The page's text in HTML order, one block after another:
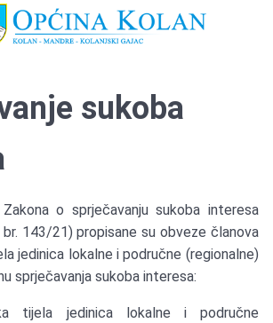
sukoba
o sprječavanju sukoba interesa
br. 143/21) propisane su obveze članova
jedinica lokalne i područne (regionalne)
sprječavanja sukoba interesa:
tijela jedinica lokalne i područne